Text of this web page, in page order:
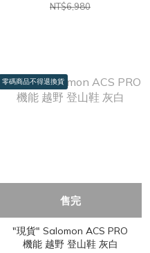
NT$6,980
零碼商品不得退換貨
售完
"現貨" Salomon ACS PRO
機能 越野 登山鞋 灰白